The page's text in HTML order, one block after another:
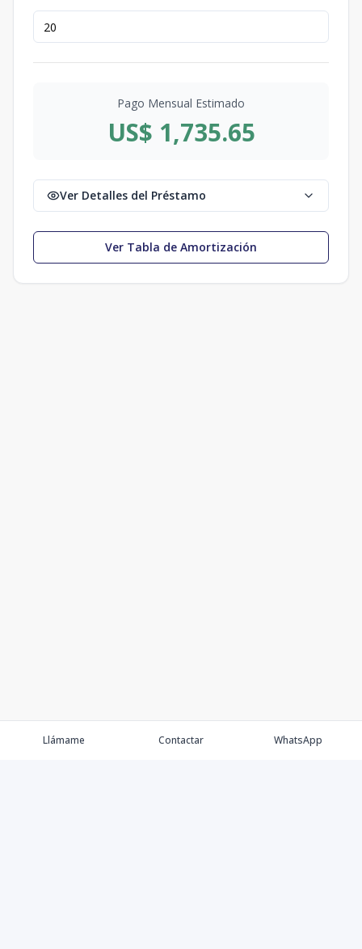
Pago Mensual Estimado
US$ 1,735.65
Ver Detalles del Préstamo
Ver Tabla de Amortización
Llámame Contactar WhatsApp